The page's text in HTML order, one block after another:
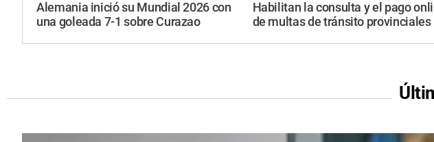
Alemania inició su Mundial 2026 con
una goleada 7-1 sobre Curazao
Habilitan la consulta y el pago
de multas de tránsito provinciales